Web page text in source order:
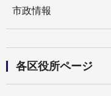
市政情報
各区役所ページ